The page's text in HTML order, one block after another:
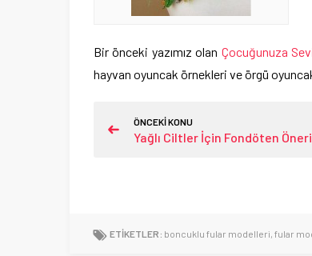
Bir önceki yazımız olan Çocuğunuza
hayvan oyuncak örnekleri ve örgü
ÖNCEKİ KONU
Yağlı Ciltler İçin Fondöten
ETİKETLER: boncuklu fular modelleri, fular